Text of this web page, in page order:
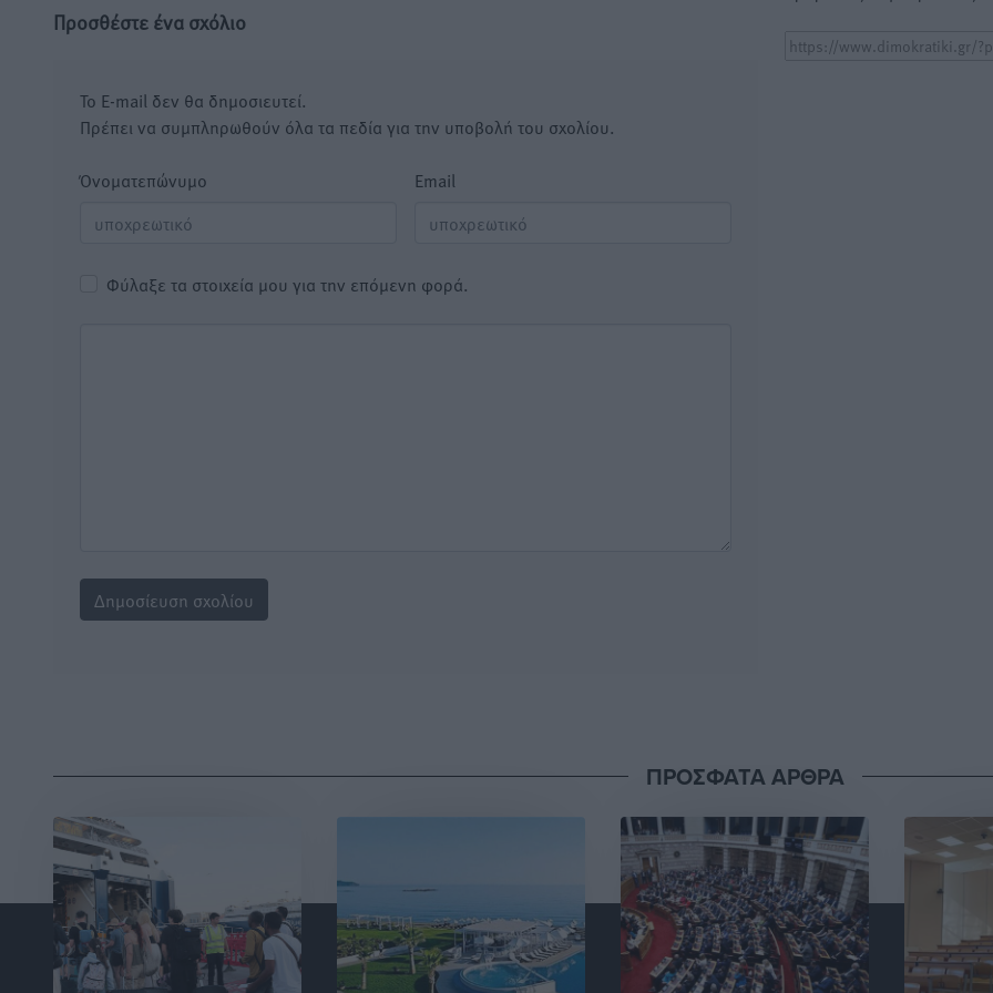
Προσθέστε ένα σχόλιο
Το E-mail δεν θα δημοσιευτεί.
Πρέπει να συμπληρωθούν όλα τα πεδία για την υποβολή του σχολίου.
Όνοματεπώνυμο Email
Φύλαξε τα στοιχεία μου για την επόμενη φορά.
ΠΡΟΣΦΑΤΑ ΑΡΘΡΑ